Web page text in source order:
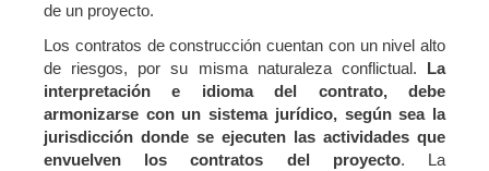
de un proyecto.
Los contratos de construcción cuentan con un nivel alto
de riesgos, por su misma naturaleza conflictual. La
interpretación e idioma del contrato, debe
armonizarse con un sistema jurídico, según sea la
jurisdicción donde se ejecuten las actividades que
envuelven los contratos del proyecto. La